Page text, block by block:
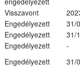
Visszavont
Engedélyezett
31/
Engedélyezett
31/
Engedélyezett
-
Engedélyezett
31/